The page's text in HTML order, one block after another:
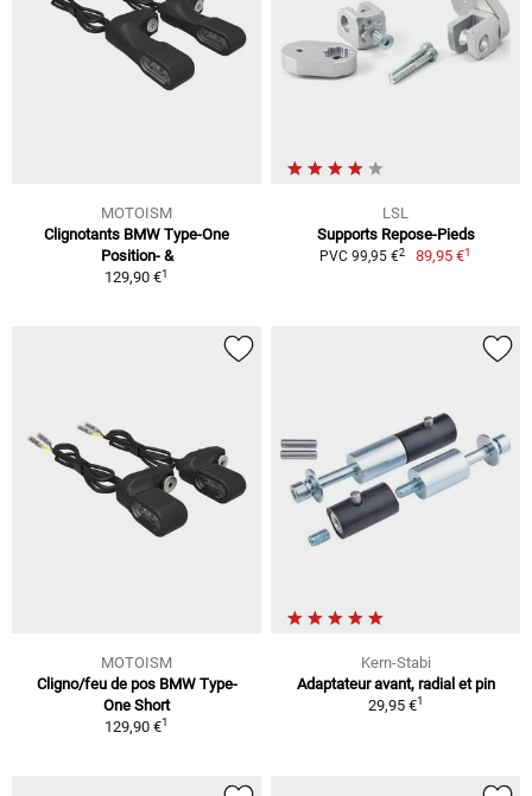
MOTOISM
Clignotants BMW Type-One
Position- &
129,90 €1
LSL
Supports Repose-Pieds
PVC 99,95 €2 89,95 €1
MOTOISM
Cligno/feu de pos BMW Type-
One Short
129,90 €1
Kern-Stabi
Adaptateur avant, radial et pin
29,95 €1